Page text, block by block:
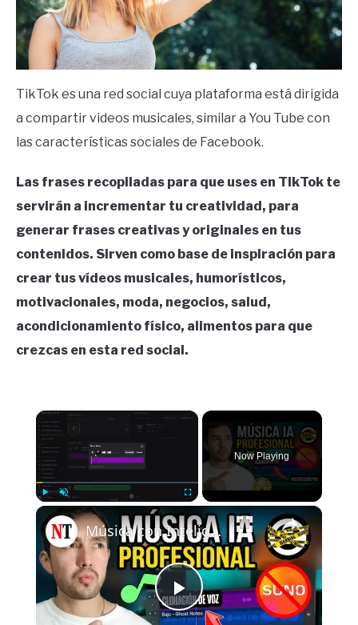
TikTok es una red social cuya plataforma está dirigida
a compartir videos musicales, similar a You Tube con
las características sociales de Facebook.
Las frases recopiladas para que uses en TikTok te
servirán a incrementar tu creatividad, para
generar frases creativas y originales en tus
contenidos. Sirven como base de inspiración para
crear tus vídeos musicales, humorísticos,
motivacionales, moda, negocios, salud,
acondicionamiento físico, alimentos para que
crezcas en esta red social.
×
Unmute
Now Playing
×
Play
Música con Inteligencia Artificial que suena REAL ¿Mejor que Suno? (MusicCreator.ai)